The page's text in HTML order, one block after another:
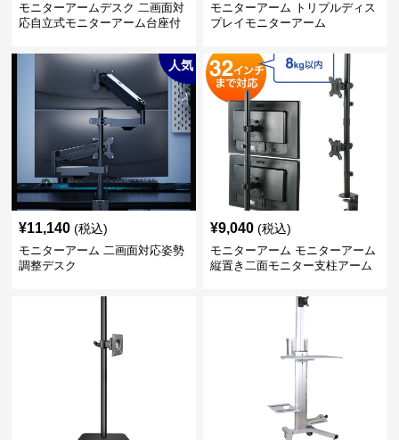
モニターアームデスク 二画面対
応自立式モニターアーム台座付
モニターアーム トリプルディス
プレイモニターアーム
人気
¥11,140 (税込)
モニターアーム 二画面対応姿勢
調整デスク
¥9,040 (税込)
モニターアーム モニターアーム
縦置き二面モニター支柱アーム